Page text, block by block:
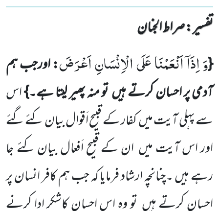
تفسیر : ‎صراط الجنان
{وَ اِذَاۤ اَنْعَمْنَا عَلَى الْاِنْسَانِ اَعْرَضَ: اورجب ہم
آدمی پر احسان کرتے ہیںتومنہ پھیر لیتا ہے۔}اس
سے پہلی آیت میںکفار کے قبیح اَقوال بیان کئے گئے
اور اس آیت میں ان کے قبیح اَفعال بیان کئے جا
رہے ہیں ۔چنانچہ ارشاد فرمایا کہ جب ہم کافر انسان پر
احسان کرتے ہیں تو وہ اس احسان کاشکر ادا کرنے